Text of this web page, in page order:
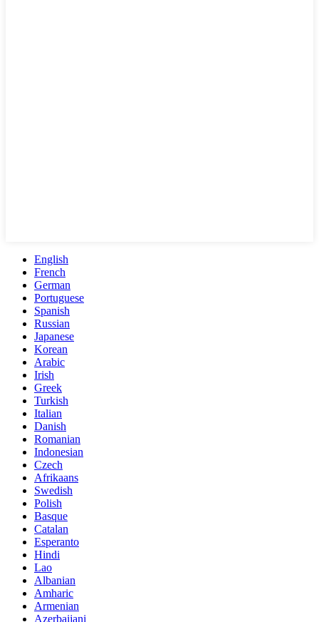
English
French
German
Portuguese
Spanish
Russian
Japanese
Korean
Arabic
Irish
Greek
Turkish
Italian
Danish
Romanian
Indonesian
Czech
Afrikaans
Swedish
Polish
Basque
Catalan
Esperanto
Hindi
Lao
Albanian
Amharic
Armenian
Azerbaijani